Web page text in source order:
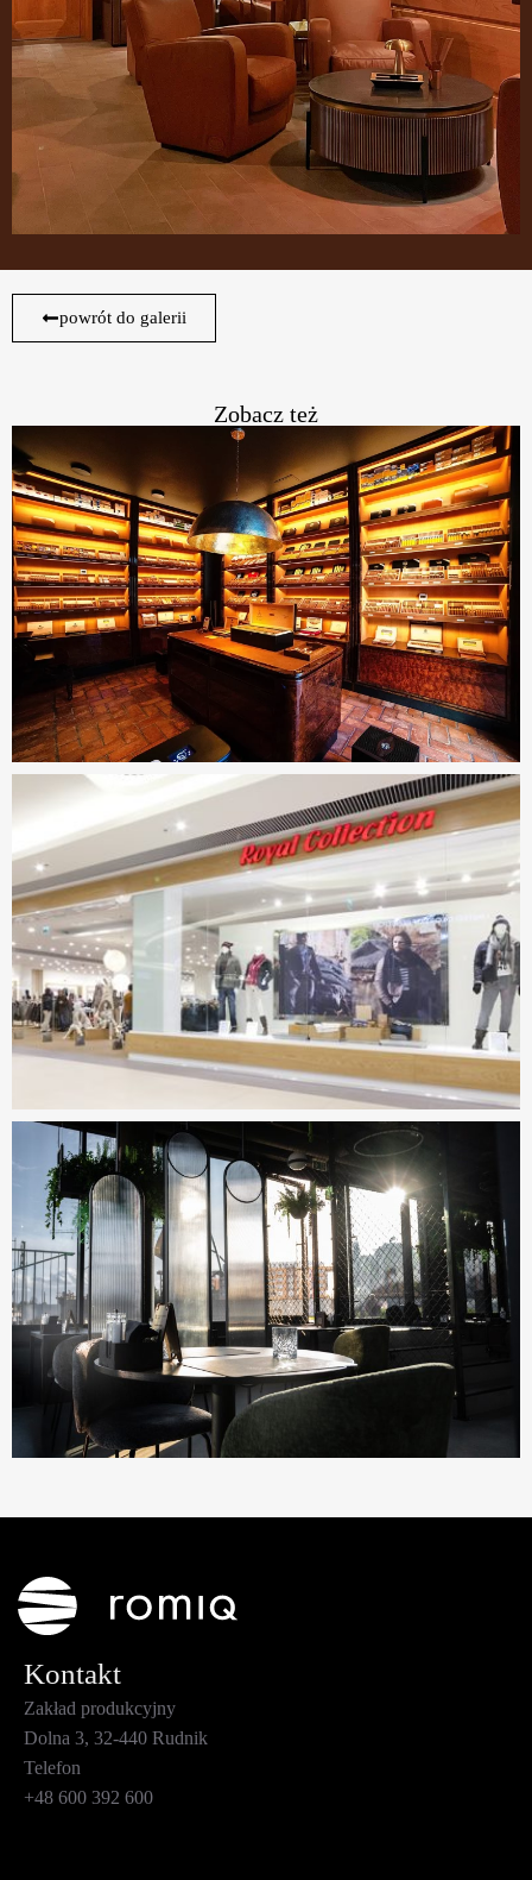
powrót do galerii
Zobacz też
Kontakt
Zakład produkcyjny
Dolna 3, 32-440 Rudnik
Telefon
+48 600 392 600